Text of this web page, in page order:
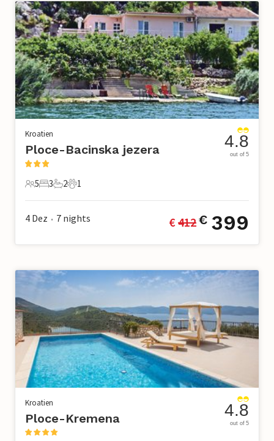
Kroatien
Ploce-Bacinska jezera
5 Gäste
5
3 Schlafzimmer
3
2 Badezimmer
2
1 Haustier
1
4.8
out of 5
4 Dez • 7 nights € 412€ 399
Kroatien
Ploce-Kremena 4.8
out of 5